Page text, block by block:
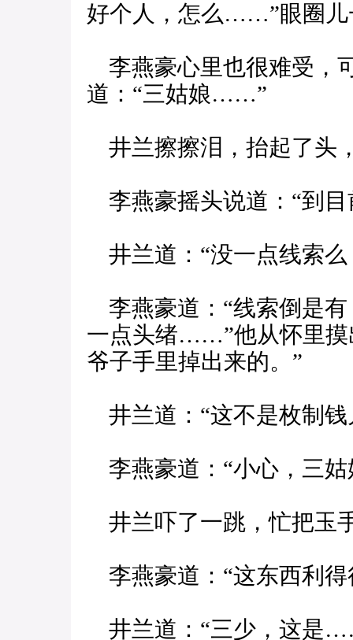
好个人，怎么……”眼圈儿
李燕豪心里也很难受，
道：“三姑娘……”
井兰擦擦泪，抬起了头
李燕豪摇头说道：“到
井兰道：“没一点线索么
李燕豪道：“线索倒是
一点头绪……”他从怀里摸
爷子手里掉出来的。”
井兰道：“这不是枚制
李燕豪道：“小心，三姑
井兰吓了一跳，忙把玉
李燕豪道：“这东西利得
井兰道：“三少，这是